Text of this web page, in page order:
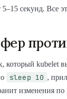
секунд. Все
который kubelet
sleep 10 ,
изменения по